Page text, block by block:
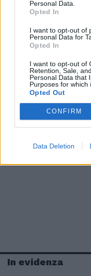
Personal Data.
Opted In
I want to opt-out of
Personal Data for
Opted In
I want to opt-out of
Retention, Sale,
Personal Data that
Purposes for which
Opted Out
CONFIRM
Data Deletion
In evidenza